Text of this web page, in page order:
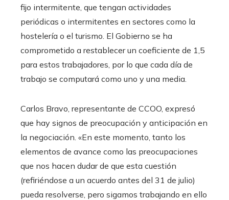
fijo intermitente, que tengan actividades
periódicas o intermitentes en sectores como la
hostelería o el turismo. El Gobierno se ha
comprometido a restablecer un coeficiente de 1,5
para estos trabajadores, por lo que cada día de
trabajo se computará como uno y una media.
Carlos Bravo, representante de CCOO, expresó
que hay signos de preocupación y anticipación en
la negociación. «En este momento, tanto los
elementos de avance como las preocupaciones
que nos hacen dudar de que esta cuestión
(refiriéndose a un acuerdo antes del 31 de julio)
pueda resolverse, pero sigamos trabajando en ello